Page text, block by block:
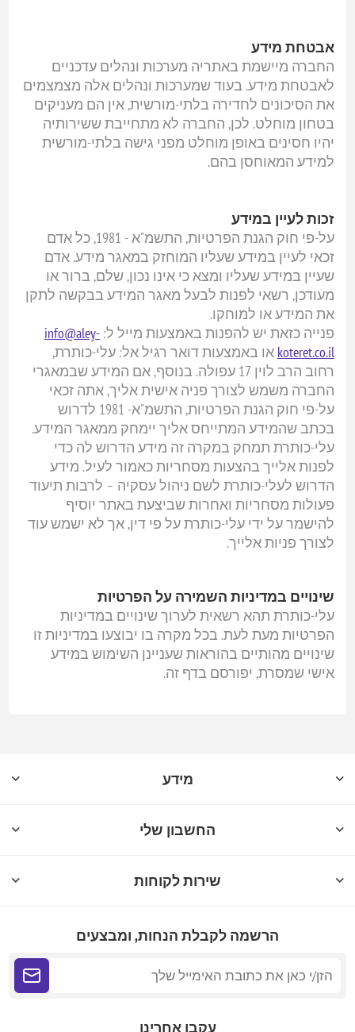
אבטחת מידע
החברה מיישמת באתריה מערכות ונהלים עדכניים
לאבטחת מידע. בעוד שמערכות ונהלים אלה מצמצמים
את הסיכונים לחדירה בלתי-מורשית, אין הם מעניקים
בטחון מוחלט. לכן, החברה לא מתחייבת ששירותיה
יהיו חסינים באופן מוחלט מפני גישה בלתי-מורשית
למידע המאוחסן בהם.
זכות לעיין במידע
על-פי חוק הגנת הפרטיות, התשמ"א - 1981, כל אדם
זכאי לעיין במידע שעליו המוחזק במאגר מידע. אדם
שעיין במידע שעליו ומצא כי אינו נכון, שלם, ברור או
מעודכן, רשאי לפנות לבעל מאגר המידע בבקשה לתקן
את המידע או למוחקו.
פנייה כזאת יש להפנות באמצעות מייל ל:info@aley-
koteret.co.il או באמצעות דואר רגיל אל: עלי-כותרת,
רחוב הרב לוין 17 עפולה. בנוסף, אם המידע שבמאגרי
החברה משמש לצורך פניה אישית אליך, אתה זכאי
על-פי חוק הגנת הפרטיות, התשמ"א- 1981 לדרוש
בכתב שהמידע המתייחס אליך יימחק ממאגר המידע.
עלי-כותרת תמחק במקרה זה מידע הדרוש לה כדי
לפנות אלייך בהצעות מסחריות כאמור לעיל. מידע
הדרוש לעלי-כותרת לשם ניהול עסקיה – לרבות תיעוד
פעולות מסחריות ואחרות שביצעת באתר יוסיף
להישמר על ידי עלי-כותרת על פי דין, אך לא ישמש עוד
לצורך פניות אלייך.
שינויים במדיניות השמירה על הפרטיות
עלי-כותרת תהא רשאית לערוך שינויים במדיניות
הפרטיות מעת לעת. בכל מקרה בו יבוצעו במדיניות זו
שינויים מהותיים בהוראות שעניינן השימוש במידע
אישי שמסרת, יפורסם בדף זה.
מידע
החשבון שלי
שירות לקוחות
הרשמה לקבלת הנחות, ומבצעים
עקבו אחרינו